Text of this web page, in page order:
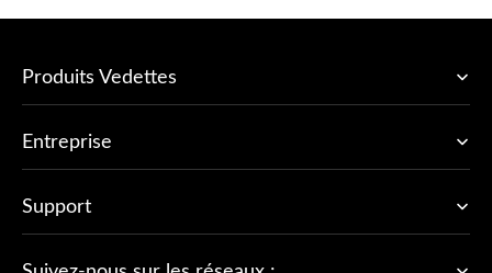
Produits Vedettes
Entreprise
Support